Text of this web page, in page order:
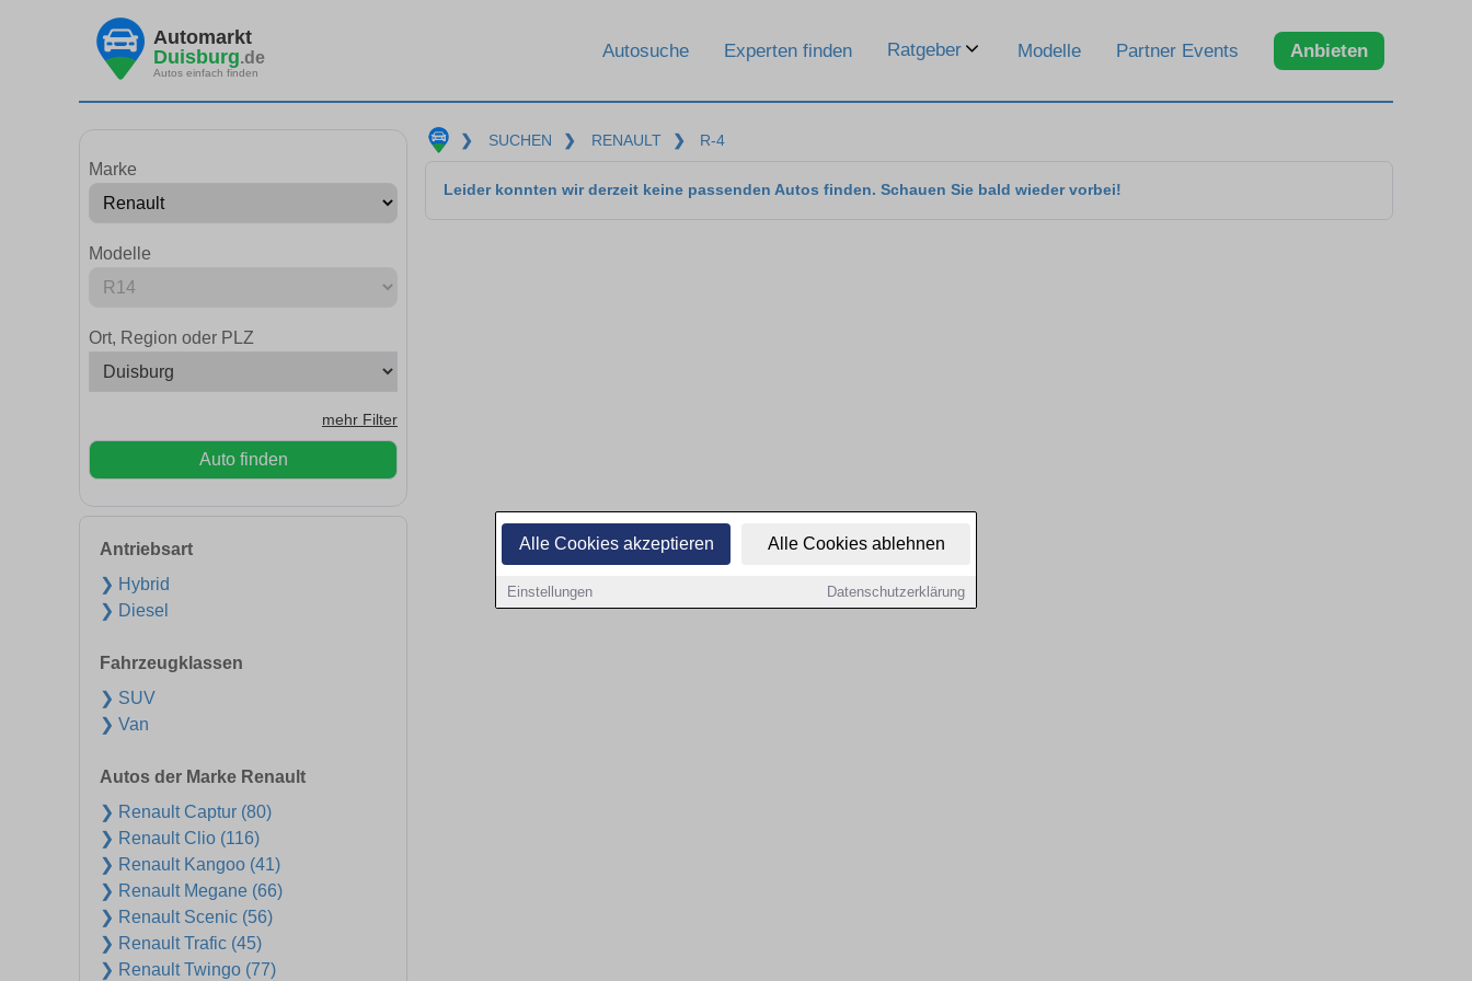
Alle Cookies akzeptieren Alle Cookies ablehnen
Einstellungen Datenschutzerklärung
Automarkt
Duisburg.de
Autos einfach finden
Autosuche Experten finden Ratgeber Modelle Partner Events Anbieten
Marke
Modelle
Ort, Region oder PLZ
mehr Filter
Auto finden
Antriebsart
❯ Hybrid
❯ Diesel
Fahrzeugklassen
❯ SUV
❯ Van
Autos der Marke Renault
❯ Renault Captur (80)
❯ Renault Clio (116)
❯ Renault Kangoo (41)
❯ Renault Megane (66)
❯ Renault Scenic (56)
❯ Renault Trafic (45)
❯ Renault Twingo (77)
❯ SUCHEN ❯ RENAULT ❯ R-4
Leider konnten wir derzeit keine passenden Autos finden. Schauen Sie bald wieder vorbei!